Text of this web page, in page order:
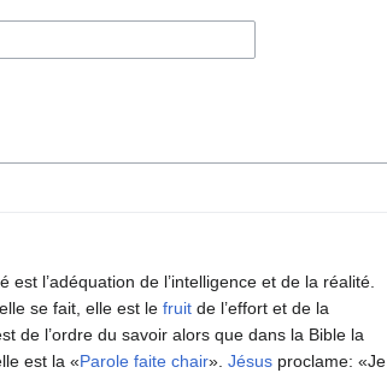
l’adéquation de l’intelligence et de la réalité.
se fait, elle est le fruit de l’effort et de la
de l’ordre du savoir alors que dans la Bible la
est la «Parole faite chair». Jésus proclame: «Je